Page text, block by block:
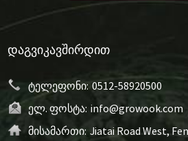
ᲓᲐᲒᲕᲘᲙᲐᲕᲨᲘᲠᲓᲘᲗ
ტელეფონი: 0512-58920500
ელ. ფოსტა: info@growook.com
მისამართი: Jiatai Road West,